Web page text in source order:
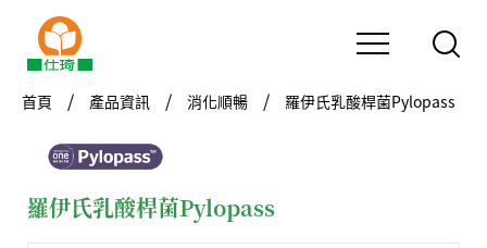
首頁 產品資訊 消化順暢 羅伊氏乳酸桿菌Pylopass
羅伊氏乳酸桿菌Pylopass